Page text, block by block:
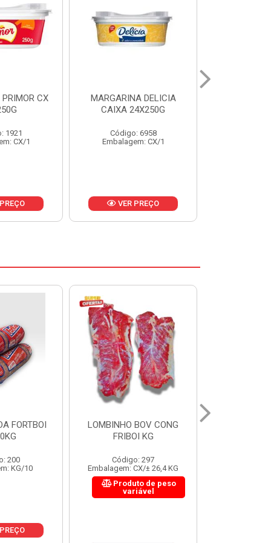
DELICIA
6958
CX/1
MAIONESE D'AJUDA
BALDE UNIDADE 3KG
Código: 1806
Embalagem: BD/1
VER PREÇO
CONG
KG
297
± 26,4 KG
FIGADO BOV CONG FRIBOI
KG
Código: 222
Embalagem: CX/± 30,12 KG
Produto de peso
variável